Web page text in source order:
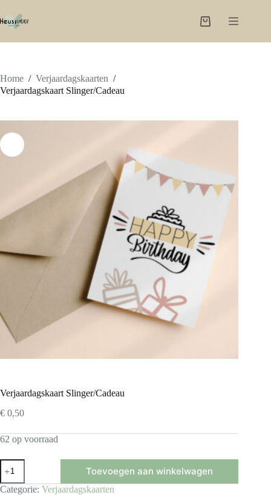
de
Winkelwagen
Home / Verjaardagskaarten /
Verjaardagskaart Slinger/Cadeau
Verjaardagskaart Slinger/Cadeau
€ 0,50
62 op voorraad
Verjaardagskaart
Slinger/Cadeau
aantal
Toevoegen aan winkelwagen
Categorie: Verjaardagskaarten